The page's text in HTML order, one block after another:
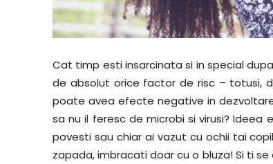
Cat timp esti insarcinata si in special
de absolut orice factor de risc – totusi,
poate avea efecte negative in
sa nu il feresc de microbi si virusi?
povesti sau chiar ai vazut cu ochii tai
zapada, imbracati doar cu o bluza! Si ti